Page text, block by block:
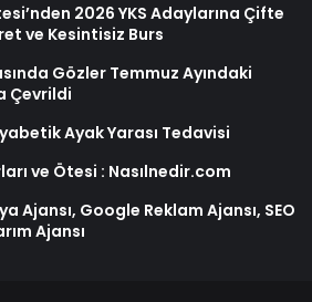
2026 YKS Adaylarına Çifte
ve Kesintisiz Burs
Gözler Temmuz Ayındaki
Çevrildi
Ayak Yarası Tedavisi
ve Ötesi : Nasılnedir.com
Ajansı, Google Reklam Ajansı, SEO
Ajansı